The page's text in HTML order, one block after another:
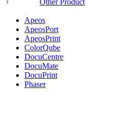
Other Product
Apeos
ApeosPort
ApeosPrint
ColorQube
DocuCentre
DocuMate
DocuPrint
Phaser